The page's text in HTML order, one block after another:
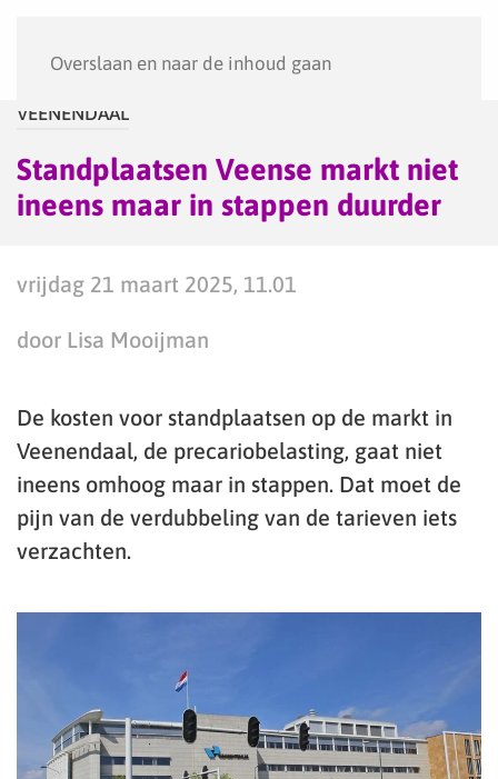
Overslaan en naar de inhoud gaan
VEENENDAAL
Standplaatsen Veense markt niet
ineens maar in stappen duurder
vrijdag 21 maart 2025, 11.01
door Lisa Mooijman
De kosten voor standplaatsen op de markt in
Veenendaal, de precariobelasting, gaat niet
ineens omhoog maar in stappen. Dat moet de
pijn van de verdubbeling van de tarieven iets
verzachten.